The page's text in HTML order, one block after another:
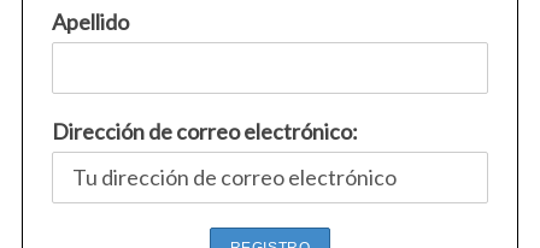
Apellido
Dirección de correo electrónico: